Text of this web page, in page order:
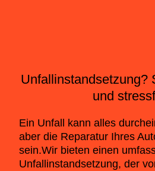
Unfallinstandsetzung?
und
Ein Unfall kann alles
aber die Reparatur Ihres
sein.Wir bieten einen
Unfallinstandsetzung, der